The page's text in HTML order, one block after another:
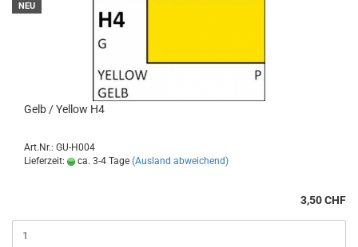
NEU
Gelb / Yellow H4
Art.Nr.: GU-H004
Lieferzeit:
ca. 3-4 Tage (Ausland abweichend)
3,50 CHF